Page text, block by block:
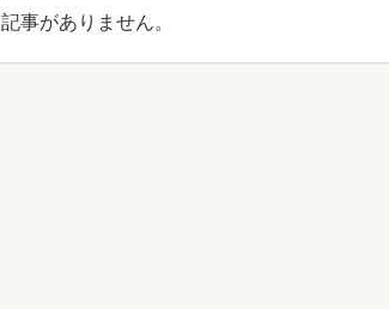
記事がありません。